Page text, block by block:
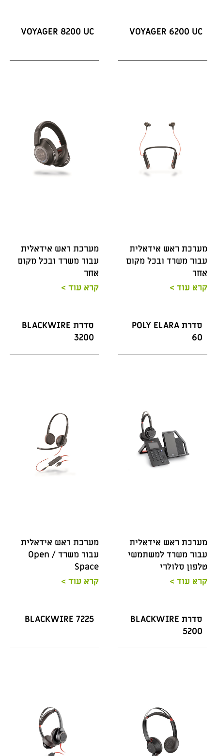
VOYAGER 6200 UC
מערכת ראש אידאלית
עבור משרד ובכל מקום
אחר
קרא עוד >
VOYAGER 8200 UC
מערכת ראש אידאלית
עבור משרד ובכל מקום
אחר
קרא עוד >
סדרת POLY ELARA
60
מערכת ראש אידאלית
עבור משרד למשתמשי
טלפון סלולרי
קרא עוד >
סדרת BLACKWIRE
3200
מערכת ראש אידאלית
עבור משרד / Open
Space
קרא עוד >
סדרת BLACKWIRE
5200
BLACKWIRE 7225